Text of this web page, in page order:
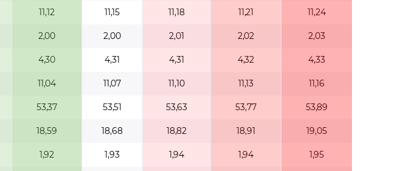
11,12 11,15 11,18 11,21 11,24
2,00 2,00 2,01 2,02 2,03
4,30 4,31 4,31 4,32 4,33
11,04 11,07 11,10 11,13 11,16
53,37 53,51 53,63 53,77 53,89
18,59 18,68 18,82 18,91 19,05
1,92 1,93 1,94 1,94 1,95